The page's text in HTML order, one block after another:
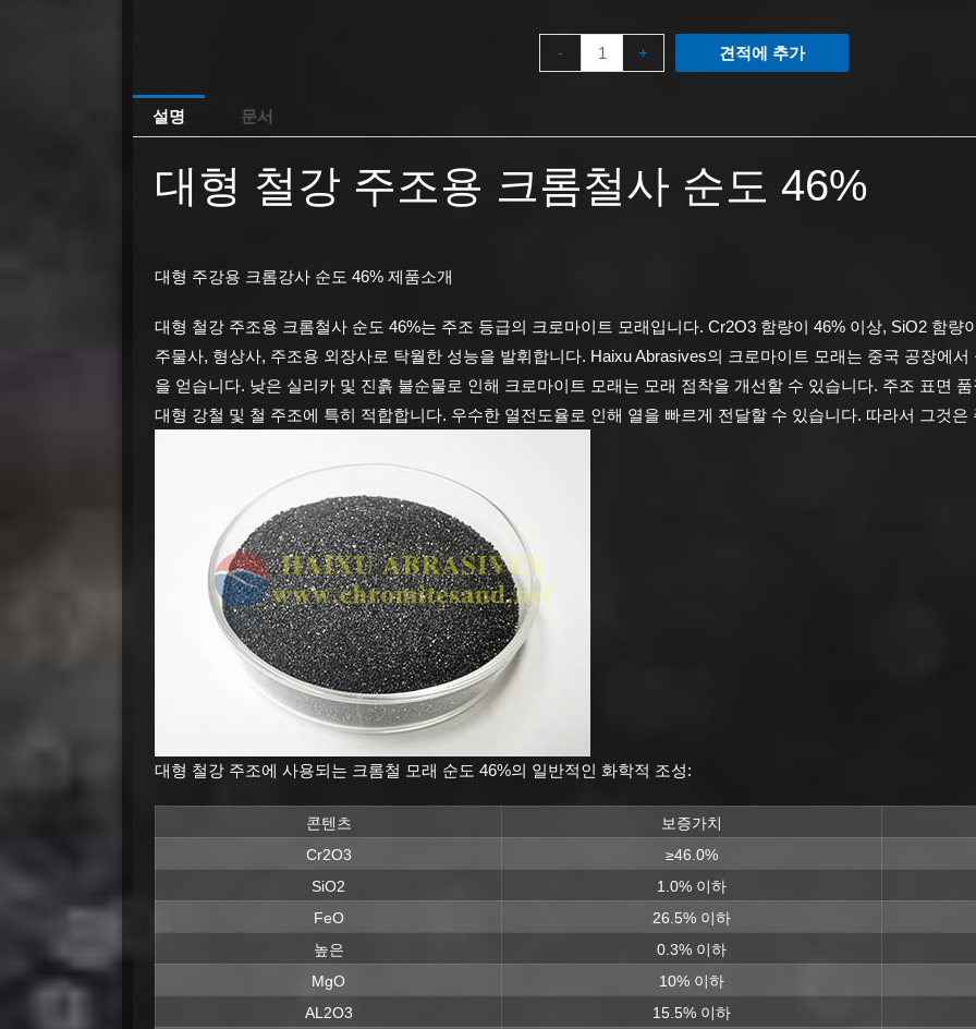
- + 견적에 추가
설명 문서
대형 철강 주조용 크롬철사 순도 46%
대형 주강용 크롬강사 순도 46% 제품소개
대형 철강 주조용 크롬철사 순도 46%는 주조 등급의 크로마이트 모래입니다. Cr2O3 함량이 46% 이상, SiO2 함량
주물사, 형상사, 주조용 외장사로 탁월한 성능을 발휘합니다. Haixu Abrasives의 크로마이트 모래는 중국 공장에
을 얻습니다. 낮은 실리카 및 진흙 불순물로 인해 크로마이트 모래는 모래 점착을 개선할 수 있습니다. 주조 표면
대형 강철 및 철 주조에 특히 적합합니다. 우수한 열전도율로 인해 열을 빠르게 전달할 수 있습니다. 따라서 그것은
대형 철강 주조에 사용되는 크롬철 모래 순도 46%의 일반적인 화학적 조성:
콘텐츠
보증가치
Cr2O3
≥46.0%
SiO2
1.0% 이하
FeO
26.5% 이하
높은
0.3% 이하
MgO
10% 이하
AL2O3
15.5% 이하